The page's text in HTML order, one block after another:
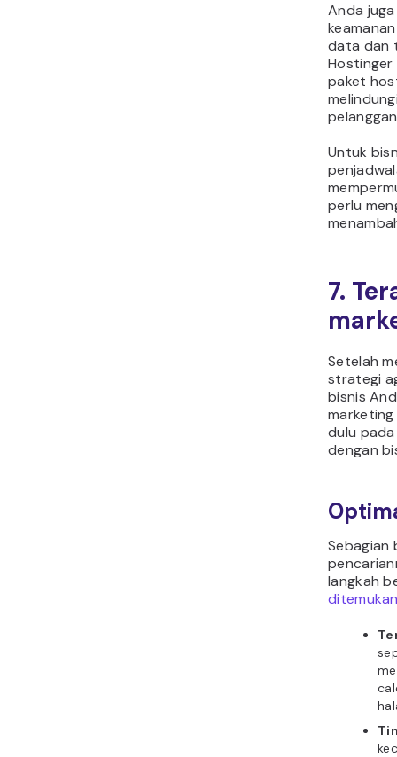
Anda
data dan
paket
Untuk
perlu
7.
Setelah
strategi
bisnis
dulu
dengan
Sebagian
langkah